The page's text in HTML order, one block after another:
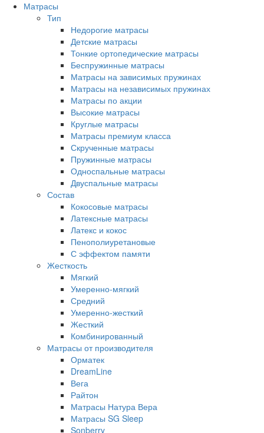
Матрасы
Тип
Недорогие матрасы
Детские матрасы
Тонкие ортопедические матрасы
Беспружинные матрасы
Матрасы на зависимых пружинах
Матрасы на независимых пружинах
Матрасы по акции
Высокие матрасы
Круглые матрасы
Матрасы премиум класса
Скрученные матрасы
Пружинные матрасы
Односпальные матрасы
Двуспальные матрасы
Состав
Кокосовые матрасы
Латексные матрасы
Латекс и кокос
Пенополиуретановые
С эффектом памяти
Жесткость
Мягкий
Умеренно-мягкий
Средний
Умеренно-жесткий
Жесткий
Комбинированный
Матрасы от производителя
Орматек
DreamLine
Вега
Райтон
Матрасы Натура Вера
Матрасы SG Sleep
Sonberry